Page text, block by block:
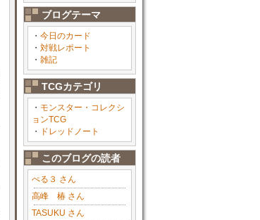
ブログテーマ
・ 今日のカード
・ 対戦レポート
・ 雑記
TCGカテゴリ
・ モンスター・コレクシ
ョンTCG
・
ドレッドノート
このブログの読者
ぺる３ さん
高峰 椿 さん
TASUKU さん